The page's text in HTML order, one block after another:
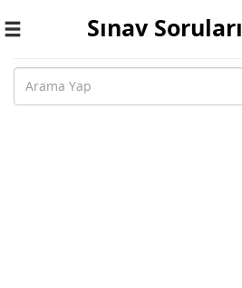
Toggle
Sınav Soruları